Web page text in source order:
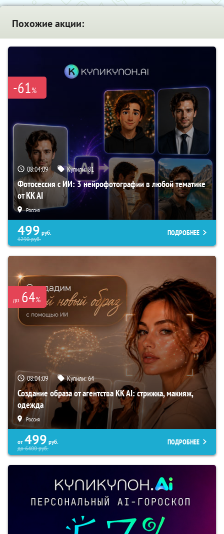
Похожие акции:
-61%
08:04:08 Купили:81
Фотосессия с ИИ: 3 нейрофотографии в любой тематике
от KK AI
Россия
499 руб.
1290руб.
ПОДРОБНЕЕ
до 64%
08:04:08 Купили:64
Создание образа от агентства KK AI: стрижка, макияж,
одежда
Россия
от 499 руб.
до6400руб.
ПОДРОБНЕЕ